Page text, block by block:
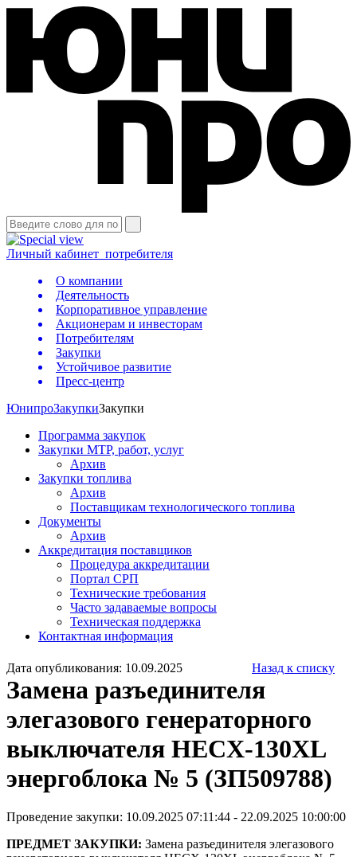
Личный кабинет потребителя
О компании
Деятельность
Корпоративное управление
Акционерам и инвесторам
Потребителям
Закупки
Устойчивое развитие
Пресс-центр
ЮнипроЗакупкиЗакупки
Программа закупок
Закупки МТР, работ, услуг
Архив
Закупки топлива
Архив
Поставщикам технологического топлива
Документы
Архив
Аккредитация поставщиков
Процедура аккредитации
Портал СРП
Технические требования
Часто задаваемые вопросы
Техническая поддержка
Контактная информация
Дата опубликования: 10.09.2025 Назад к списку
Замена разъединителя
элегазового генераторного
выключателя HECX-130XL
энергоблока № 5 (ЗП509788)
Проведение закупки: 10.09.2025 07:11:44 - 22.09.2025 10:00:00
ПРЕДМЕТ ЗАКУПКИ: Замена разъединителя элегазового